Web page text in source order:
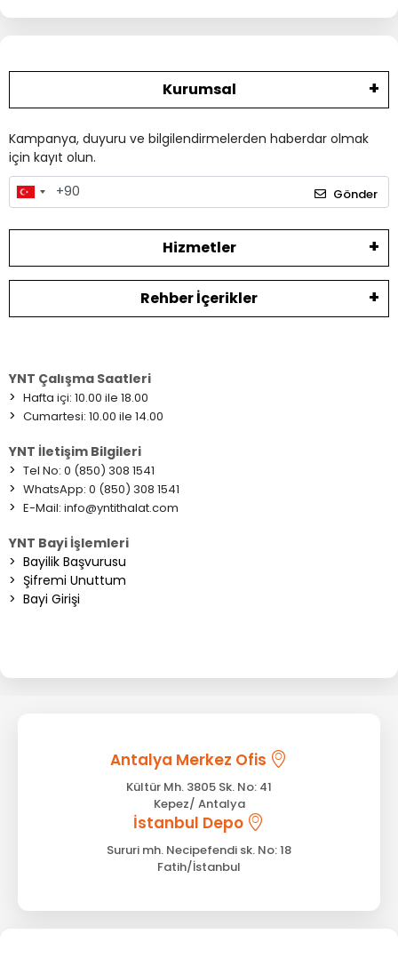
Kurumsal
Kampanya, duyuru ve bilgilendirmelerden haberdar olmak
için kayıt olun.
Gönder
Hizmetler
Rehber İçerikler
YNT Çalışma Saatleri
> Hafta içi: 10.00 ile 18.00
> Cumartesi: 10.00 ile 14.00
YNT İletişim Bilgileri
> Tel No: 0 (850) 308 1541
> WhatsApp: 0 (850) 308 1541
> E-Mail: info@yntithalat.com
YNT Bayi İşlemleri
> Bayilik Başvurusu
> Şifremi Unuttum
> Bayi Girişi
Antalya Merkez Ofis
Kültür Mh. 3805 Sk. No: 41
Kepez/ Antalya
İstanbul Depo
Sururi mh. Necipefendi sk. No: 18
Fatih/İstanbul